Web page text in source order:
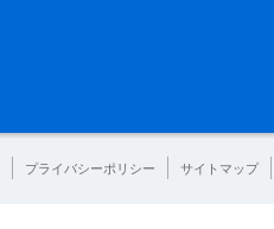
プライバシーポリシー サイトマップ